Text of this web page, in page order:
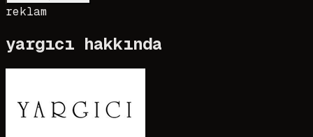
reklam
yargıcı hakkında